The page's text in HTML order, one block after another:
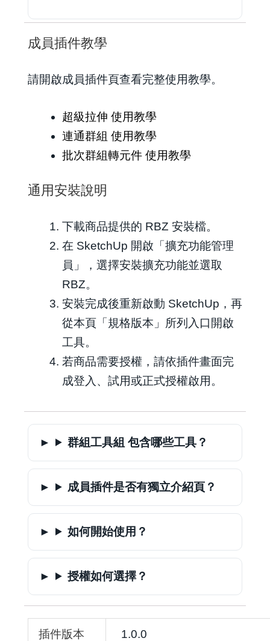
成員插件教學
請開啟成員插件頁查看完整使用教學。
超級拉伸 使用教學
連通群組 使用教學
批次群組轉元件 使用教學
通用安裝說明
下載商品提供的 RBZ 安裝檔。
在 SketchUp 開啟「擴充功能管理
員」，選擇安裝擴充功能並選取
RBZ。
安裝完成後重新啟動 SketchUp，再
從本頁「規格版本」所列入口開啟
工具。
若商品需要授權，請依插件畫面完
成登入、試用或正式授權啟用。
群組工具組 包含哪些工具？
成員插件是否有獨立介紹頁？
如何開始使用？
授權如何選擇？
插件版本 1.0.0